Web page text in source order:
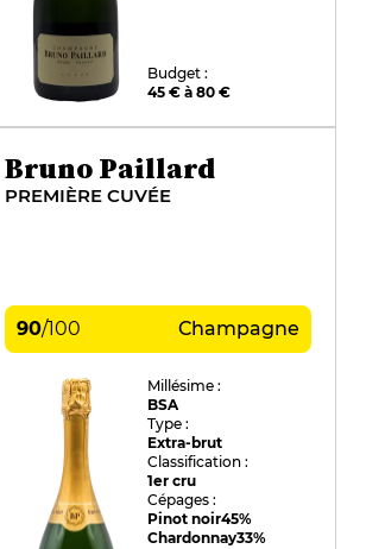
Budget :
45 € à 80 €
Bruno Paillard
PREMIÈRE CUVÉE
90/100 Champagne
Millésime :
BSA
Type :
Extra-brut
Classification :
1er cru
Cépages :
Pinot noir45%
Chardonnay33%